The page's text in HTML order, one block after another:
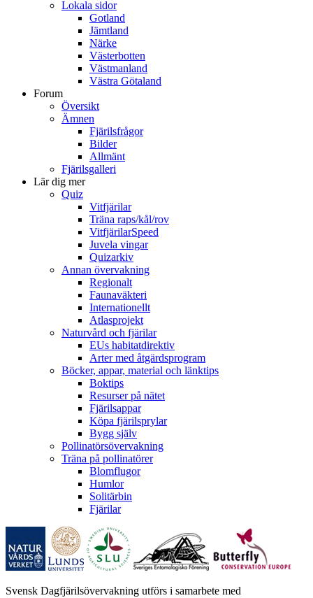
Lokala sidor
Gotland
Jämtland
Närke
Västerbotten
Västmanland
Västra Götaland
Forum
Översikt
Ämnen
Fjärilsfrågor
Bilder
Allmänt
Fjärilsgalleri
Lär dig mer
Quiz
Vitfjärilar
Träna raps/kål/rov
VitfjärilarSpeed
Juvela vingar
Quizarkiv
Annan övervakning
Regionalt
Faunaväkteri
Internationellt
Atlasprojekt
Naturvård och fjärilar
EUs habitatdirektiv
Arter med åtgärdsprogram
Böcker, appar, material och länktips
Boktips
Resurser på nätet
Fjärilsappar
Köpa fjärilsprylar
Bygg själv
Pollinatörsövervakning
Träna på pollinatörer
Blomflugor
Humlor
Solitärbin
Fjärilar
Svensk Dagfjärilsövervakning utförs i samarbete med